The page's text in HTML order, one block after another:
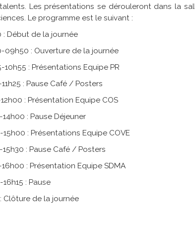
Les présentations se dérouleront dans la
Le programme est le suivant :
: Début de la journée
09h50 : Ouverture de la journée
10h55 : Présentations Equipe PR
11h25 : Pause Café / Posters
12h00 : Présentation Equipe COS
14h00 : Pause Déjeuner
15h00 : Présentations Equipe COVE
15h30 : Pause Café / Posters
16h00 : Présentation Equipe SDMA
16h15 : Pause
: Clôture de la journée